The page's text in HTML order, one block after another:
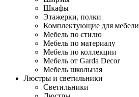
Шкафы
Этажерки, полки
Комплектующие для мебели
Мебель по стилю
Мебель по материалу
Мебель по коллекции
Мебель от Garda Decor
Мебель школьная
Люстры и светильники
Светильники